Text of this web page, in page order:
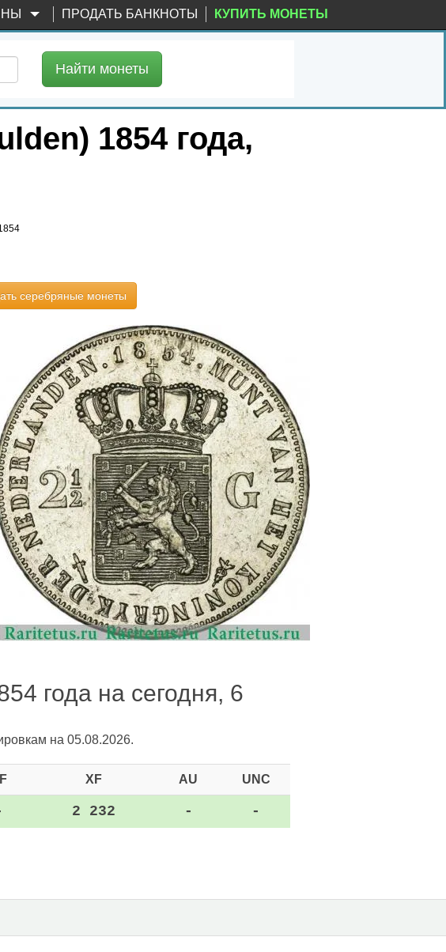
ПРОДАТЬ БАНКНОТЫ КУПИТЬ МОНЕТЫ
Найти монеты
1854 года,
серебряные монеты
года на сегодня, 6
на 05.08.2026.
XF AU UNC
2 232 - -